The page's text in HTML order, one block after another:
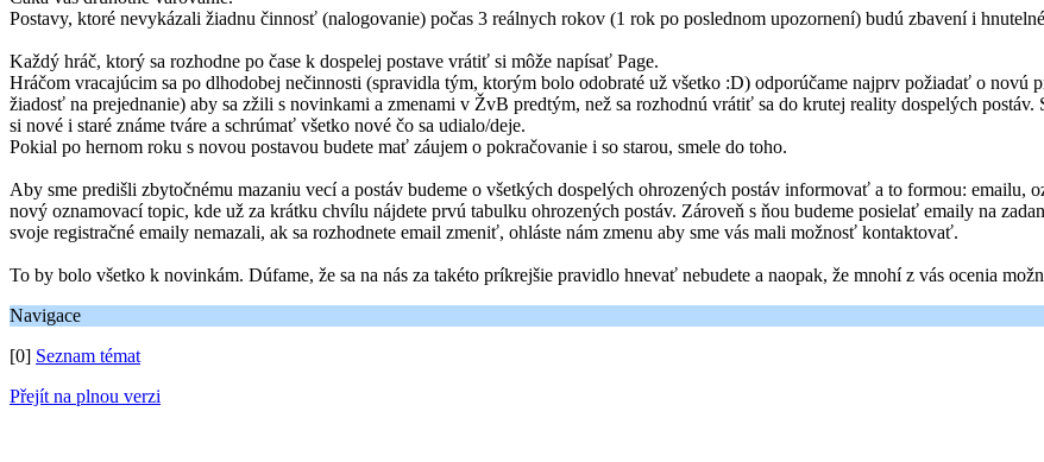
Postavy, ktoré nevykázali žiadnu činnosť (nalogovanie) počas 3 reálnych rokov (1 rok po poslednom upozornení) budú zbavení i
Každý hráč, ktorý sa rozhodne po čase k dospelej postave vrátiť si môže napísať Page.
Hráčom vracajúcim sa po dlhodobej nečinnosti (spravidla tým, ktorým bolo odobraté už všetko :D) odporúčame najprv požiadať o novú
žiadosť na prejednanie) aby sa zžili s novinkami a zmenami v ŽvB predtým, než sa rozhodnú vrátiť sa do krutej reality dospelých
si nové i staré známe tváre a schrúmať všetko nové čo sa udialo/deje.
Pokial po hernom roku s novou postavou budete mať záujem o pokračovanie i so starou, smele do toho.
Aby sme predišli zbytočnému mazaniu vecí a postáv budeme o všetkých dospelých ohrozených postáv informovať a to formou: emailu,
nový oznamovací topic, kde už za krátku chvílu nájdete prvú tabulku ohrozených postáv. Zároveň s ňou budeme posielať emaily na
svoje registračné emaily nemazali, ak sa rozhodnete email zmeniť, ohláste nám zmenu aby sme vás mali možnosť kontaktovať.
To by bolo všetko k novinkám. Dúfame, že sa na nás za takéto príkrejšie pravidlo hnevať nebudete a naopak, že mnohí z vás ocenia
Navigace
[0] Seznam témat
Přejít na plnou verzi